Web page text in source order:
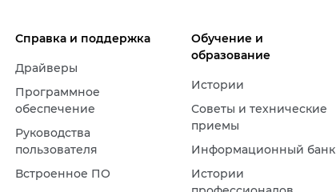
Справка и поддержка
Драйверы
Программное
обеспечение
Руководства
пользователя
Встроенное ПО
Обучение и
образование
Истории
Советы и технические
приемы
Информационный банк
Истории